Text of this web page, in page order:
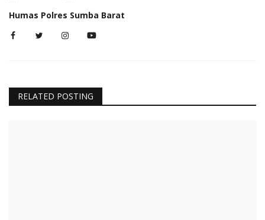
Humas Polres Sumba Barat
RELATED POSTING